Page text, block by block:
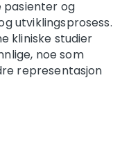
og
utviklingsprosess.
kliniske studier
noe som
representasjon